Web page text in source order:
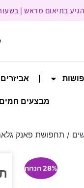
מראש | בשעות הפעילות 9:00 עד 20:00 ניתן לרכוש במקום ,
אביזרים
מבצעים חמים
/ תחפושת פאנק
28% הנחה